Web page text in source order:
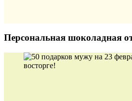
Персональная шоколадная